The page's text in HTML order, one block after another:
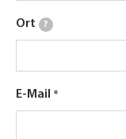
Ort ?
E-Mail